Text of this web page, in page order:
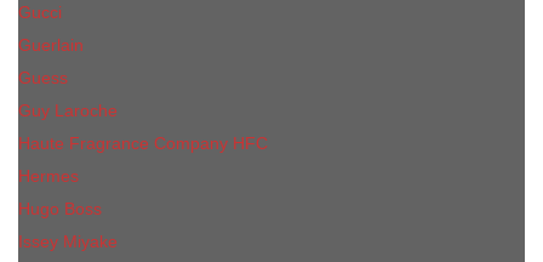
Gucci
Guerlain
Guess
Guy Laroche
Haute Fragrance Company HFC
Hermes
Hugo Boss
Issey Miyake